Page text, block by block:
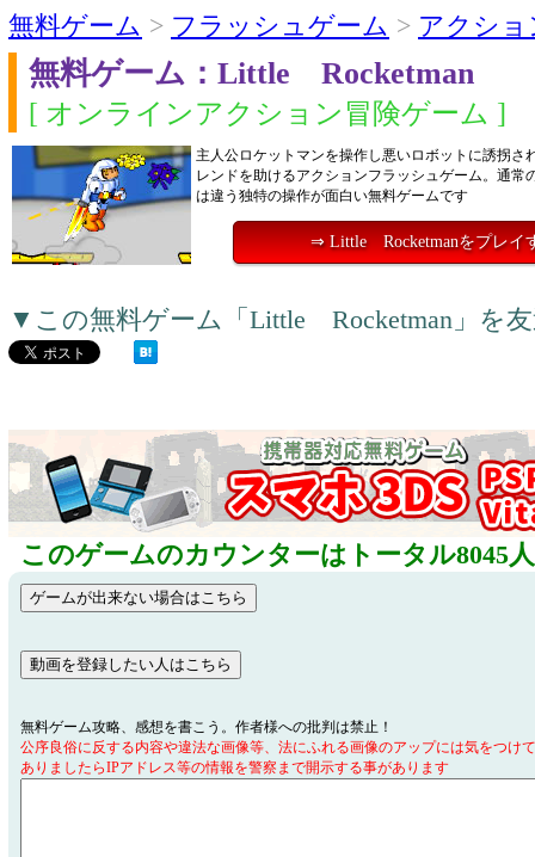
無料ゲーム > フラッシュゲーム > アクショ
無料ゲーム：Little Rocketman
[ オンラインアクション冒険ゲーム ]
主人公ロケットマンを操作し悪いロボットに誘拐さ
レンドを助けるアクションフラッシュゲーム。通常
は違う独特の操作が面白い無料ゲームです
⇒ Little Rocketmanをプレイ
▼この無料ゲーム「Little Rocketman」を
このゲームのカウンターはトータル8045
無料ゲーム攻略、感想を書こう。作者様への批判は禁止！
公序良俗に反する内容や違法な画像等、法にふれる画像のアップには気をつけ
ありましたらIPアドレス等の情報を警察まで開示する事があります